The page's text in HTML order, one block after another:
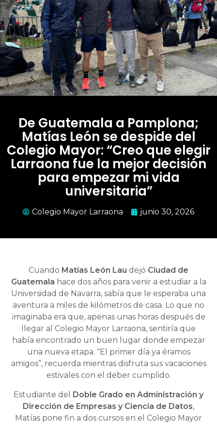
De Guatemala a Pamplona;
Matías León se despide del
Colegio Mayor: “Creo que elegir
Larraona fue la mejor decisión
para empezar mi vida
universitaria”
Colegio Mayor Larraona junio 30, 2026
Cuando Matías León Lau dejó Ciudad de
Guatemala hace dos años para venir a estudiar a la
Universidad de Navarra, sabía que le esperaba una
aventura a miles de kilómetros de casa. Lo que no
imaginaba era que, apenas unas horas después de
llegar al Colegio Mayor Larraona, sentiría que
había encontrado un buen lugar donde empezar
una nueva etapa. “El primer día ya éramos
amigos”, recuerda mientras disfruta sus vacaciones
estivales con el deber cumplido.
Estudiante del Doble Grado en Administración y
Dirección de Empresas y Ciencia de Datos,
Matías pone fin a dos cursos en el Colegio Mayor